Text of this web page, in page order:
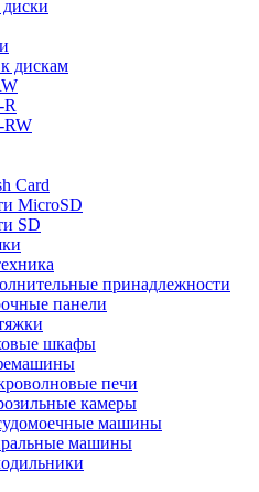
дискам
Card
MicroSD
SD
принадлежности
панели
шкафы
печи
камеры
машины
машины